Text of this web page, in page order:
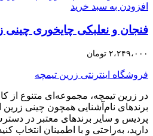
افزودن به سبد خرید
فنجان و نعلبکی چایخوری
۲،۲۴۹،۰۰۰ تومان
فروشگاه اینترنتی زرین تیمچه
در زرین تیمچه، مجموعه‌ای متنوع از
برندهای نام‌آشنایی همچون چینی زرین
پردیس و سایر برندهای معتبر در
دارید، به‌راحتی و با اطمینان انتخاب